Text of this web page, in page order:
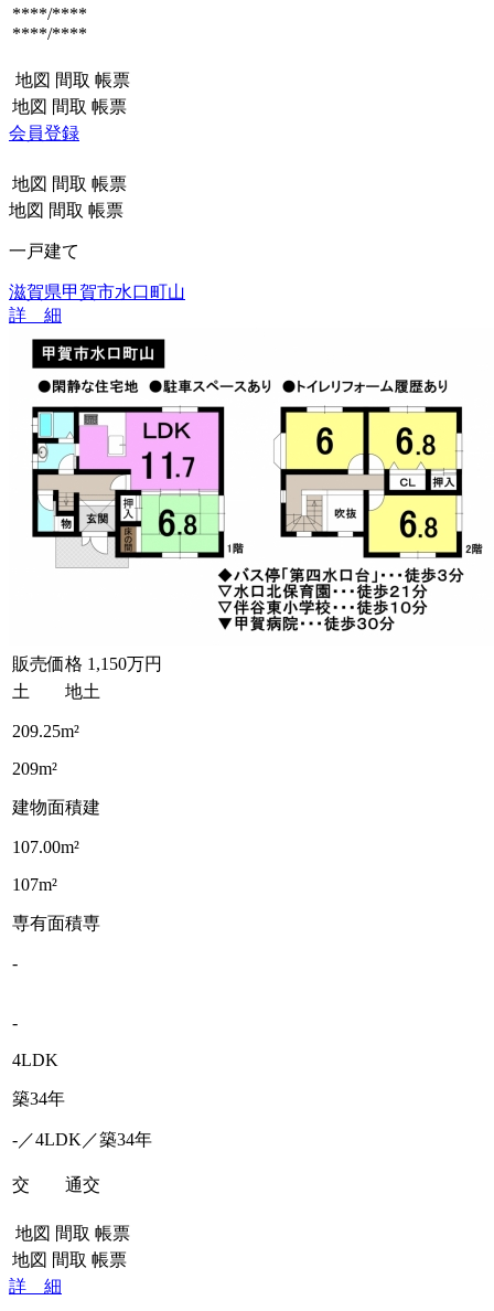
****/****
****/****
地図 間取 帳票
地図 間取 帳票
会員登録
地図 間取 帳票
地図 間取 帳票
一戸建て
滋賀県甲賀市水口町山
詳 細
販売価格 1,150万円
土 地土
209.25m²
209m²
建物面積建
107.00m²
107m²
専有面積専
-
-
4LDK
築34年
-／4LDK／築34年
交 通交
地図 間取 帳票
地図 間取 帳票
詳 細